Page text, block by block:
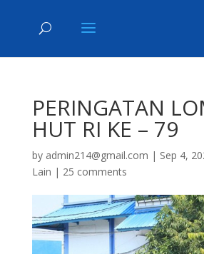
PERINGATAN
HUT RI KE – 79
by admin214@gmail.com | Sep 4,
Lain | 25 comments